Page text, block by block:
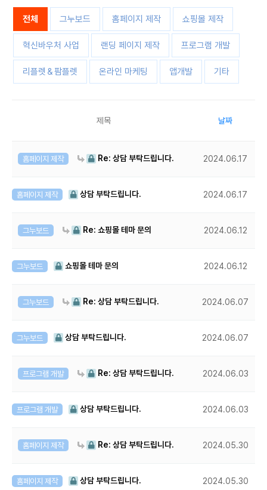
전체 그누보드 홈페이지 제작 쇼핑몰 제작
혁신바우처 사업 랜딩 페이지 제작 프로그램 개발
리플렛＆팜플렛 온라인 마케팅 앱개발 기타
제목 날짜
홈페이지 제작 Re: 상담 부탁드립니다. 2024.06.17
홈페이지 제작 상담 부탁드립니다. 2024.06.17
그누보드 Re: 쇼핑몰 테마 문의 2024.06.12
그누보드 쇼핑몰 테마 문의 2024.06.12
그누보드 Re: 상담 부탁드립니다. 2024.06.07
그누보드 상담 부탁드립니다. 2024.06.07
프로그램 개발 Re: 상담 부탁드립니다. 2024.06.03
프로그램 개발 상담 부탁드립니다. 2024.06.03
홈페이지 제작 Re: 상담 부탁드립니다. 2024.05.30
홈페이지 제작 상담 부탁드립니다. 2024.05.30